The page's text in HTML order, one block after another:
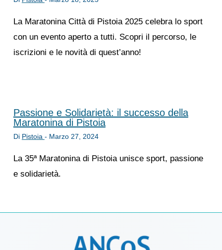
La Maratonina Città di Pistoia 2025 celebra lo sport
con un evento aperto a tutti. Scopri il percorso, le
iscrizioni e le novità di quest’anno!
Passione e Solidarietà: il successo della
Maratonina di Pistoia
Di Pistoia - Marzo 27, 2024
La 35ª Maratonina di Pistoia unisce sport, passione
e solidarietà.